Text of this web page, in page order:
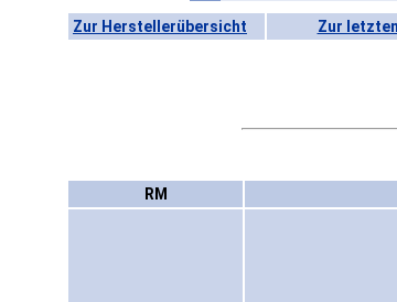
Zur Herstellerübersicht Zur
RM